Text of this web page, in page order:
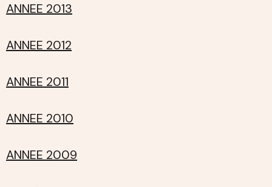
ANNEE 2013
ANNEE 2012
ANNEE 2011
ANNEE 2010
ANNEE 2009